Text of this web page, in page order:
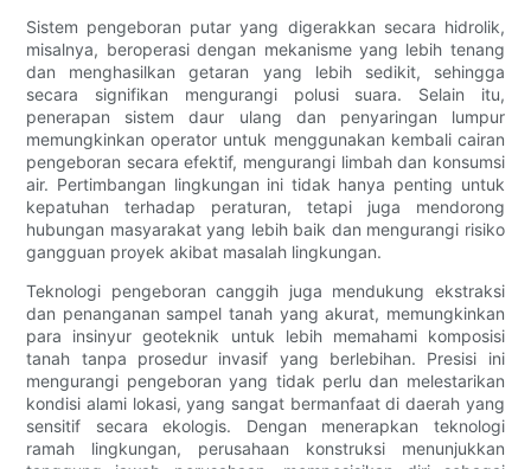
Sistem pengeboran putar yang digerakkan secara hidrolik,
misalnya, beroperasi dengan mekanisme yang lebih tenang
dan menghasilkan getaran yang lebih sedikit, sehingga
secara signifikan mengurangi polusi suara. Selain itu,
penerapan sistem daur ulang dan penyaringan lumpur
memungkinkan operator untuk menggunakan kembali cairan
pengeboran secara efektif, mengurangi limbah dan konsumsi
air. Pertimbangan lingkungan ini tidak hanya penting untuk
kepatuhan terhadap peraturan, tetapi juga mendorong
hubungan masyarakat yang lebih baik dan mengurangi risiko
gangguan proyek akibat masalah lingkungan.
Teknologi pengeboran canggih juga mendukung ekstraksi
dan penanganan sampel tanah yang akurat, memungkinkan
para insinyur geoteknik untuk lebih memahami komposisi
tanah tanpa prosedur invasif yang berlebihan. Presisi ini
mengurangi pengeboran yang tidak perlu dan melestarikan
kondisi alami lokasi, yang sangat bermanfaat di daerah yang
sensitif secara ekologis. Dengan menerapkan teknologi
ramah lingkungan, perusahaan konstruksi menunjukkan